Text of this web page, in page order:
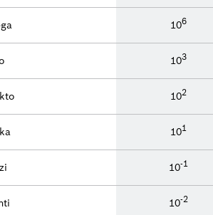
106
103
102
101
10-1
10-2